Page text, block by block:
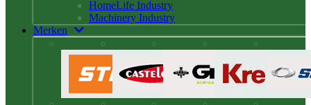
HomeLife Industry
Machinery Industry
Merken